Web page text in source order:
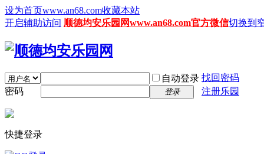
设为首页www.an68.com收藏本站
开启辅助访问 顺德均安乐园网www.an68.com官方微信切换到
自动登录 找回密码
密码
登录 注册乐园
快捷登录